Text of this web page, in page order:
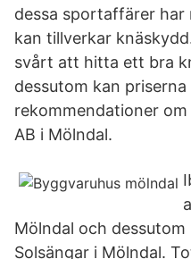
dessa sportaffärer har
kan tillverkar
svårt att hitta ett bra
dessutom kan
rekommendationer
AB i Mölndal.
Mölndal och
Solsängar i Mölndal.